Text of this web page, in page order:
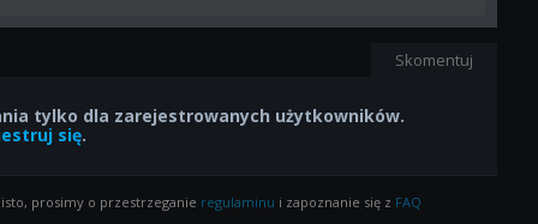
Skomentuj
tylko dla zarejestrowanych użytkowników.
się.
prosimy o przestrzeganie regulaminu i zapoznanie się z FAQ